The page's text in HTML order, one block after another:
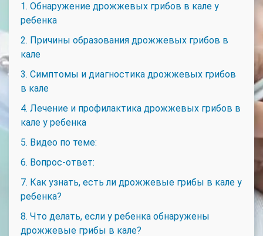
1. Обнаружение дрожжевых грибов в кале у
ребенка
2. Причины образования дрожжевых грибов в
кале
3. Симптомы и диагностика дрожжевых грибов
в кале
4. Лечение и профилактика дрожжевых грибов в
кале у ребенка
5. Видео по теме:
6. Вопрос-ответ:
7. Как узнать, есть ли дрожжевые грибы в кале у
ребенка?
8. Что делать, если у ребенка обнаружены
дрожжевые грибы в кале?